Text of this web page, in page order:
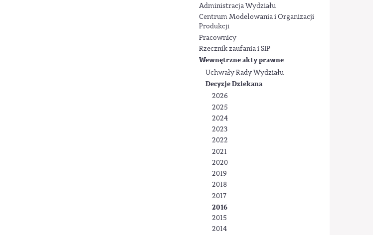
Administracja Wydziału
Centrum Modelowania i Organizacji
Produkcji
Pracownicy
Rzecznik zaufania i SIP
Wewnętrzne akty prawne
Uchwały Rady Wydziału
Decyzje Dziekana
2026
2025
2024
2023
2022
2021
2020
2019
2018
2017
2016
2015
2014